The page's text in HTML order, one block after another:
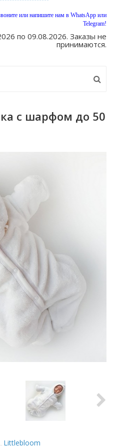
или напишите нам в WhatsApp или
Telegram!
по 09.08.2026. Заказы не
принимаются.
с шарфом до 50
Littlebloom